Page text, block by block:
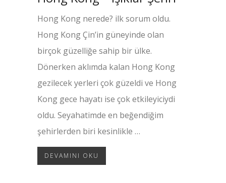
Hong Kong nerede? ilk sorum oldu.
Hong Kong Çin’in güneyinde olan
birçok güzelliğe sahip bir ülke.
Dönerken aklımda kalan Hong Kong
gezilecek yerleri çok güzeldi ve Hong
Kong gece hayatı ise çok etkileyiciydi
oldu. Seyahatimde en beğendiğim
şehirlerden biri kesinlikle …
DEVAMINI OKU